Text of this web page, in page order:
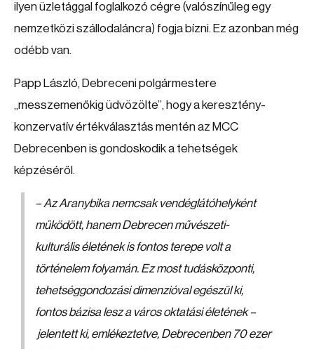
ilyen üzletággal foglalkozó cégre (valószínűleg egy
nemzetközi szállodaláncra) fogja bízni. Ez azonban még
odébb van.
Papp László, Debreceni polgármestere
„messzemenőkig üdvözölte”, hogy a keresztény-
konzervatív értékválasztás mentén az MCC
Debrecenben is gondoskodik a tehetségek
képzéséről.
– Az Aranybika nemcsak vendéglátóhelyként
működött, hanem Debrecen művészeti-
kulturális életének is fontos terepe volt a
történelem folyamán. Ez most tudásközponti,
tehetséggondozási dimenzióval egészül ki,
fontos bázisa lesz a város oktatási életének –
jelentett ki, emlékeztetve, Debrecenben 70 ezer